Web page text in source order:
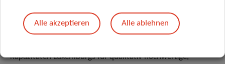
in Schlüsselbereichen wie Onkologie, neurodegenerativen
Erkrankungen und immunvermittelten Krankheitsbildern
Kapazitäten Luxemburgs für qualitativ hochwertige,
Alle akzeptieren Alle ablehnen